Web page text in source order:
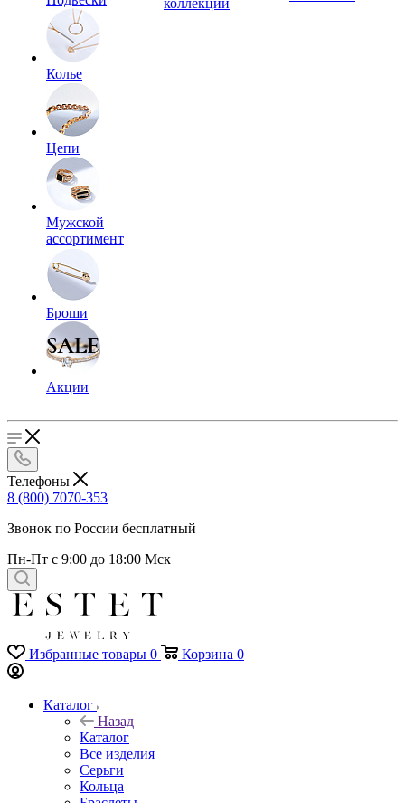
Колье
Цепи
Мужской
ассортимент
Броши
Акции
коллекции
Телефоны
8 (800) 7070-353
Звонок по России бесплатный
Пн-Пт с 9:00 до 18:00 Мск
Избранные товары 0 Корзина 0
Каталог
Назад
Каталог
Все изделия
Серьги
Кольца